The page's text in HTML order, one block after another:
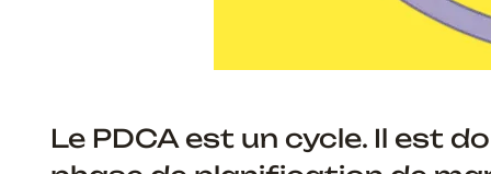
Le PDCA est un cycle. Il est